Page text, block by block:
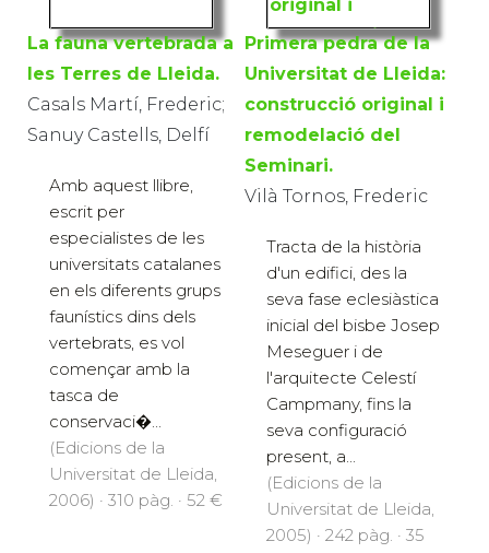
La fauna vertebrada a
les Terres de Lleida.
Casals Martí, Frederic;
Sanuy Castells, Delfí
Amb aquest llibre,
escrit per
especialistes de les
universitats catalanes
en els diferents grups
faunístics dins dels
vertebrats, es vol
començar amb la
tasca de
conservaci�...
(Edicions de la
Universitat de Lleida,
2006) · 310 pàg. · 52 €
Primera pedra de la
Universitat de Lleida:
construcció original i
remodelació del
Seminari.
Vilà Tornos, Frederic
Tracta de la història
d'un edifici, des la
seva fase eclesiàstica
inicial del bisbe Josep
Meseguer i de
l'arquitecte Celestí
Campmany, fins la
seva configuració
present, a...
(Edicions de la
Universitat de Lleida,
2005) · 242 pàg. · 35